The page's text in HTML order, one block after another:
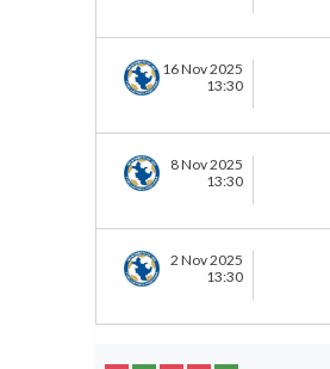
16 Nov 2025
13:30
8 Nov 2025
13:30
2 Nov 2025
13:30